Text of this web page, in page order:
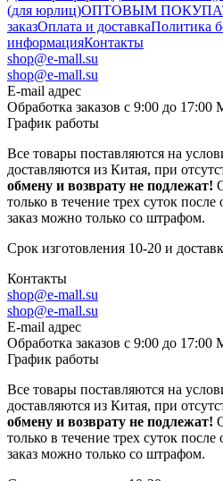
(для юрлиц)ОПТОВЫМ
заказОплата и доставкаПолитика
информацияКонтакты
shop@e-mall.su
shop@e-mall.su
E-mail адрес
Обработка заказов с 9:00 до
График работы
Все товары поставляются на
доставляются из Китая, при
обмену и возврату не подлежат!
только в течение трех суток
заказ можно только со штрафом.
Срок изготовления 10-20 и
Контакты
shop@e-mall.su
shop@e-mall.su
E-mail адрес
Обработка заказов с 9:00 до
График работы
Все товары поставляются на
доставляются из Китая, при
обмену и возврату не подлежат!
только в течение трех суток
заказ можно только со штрафом.